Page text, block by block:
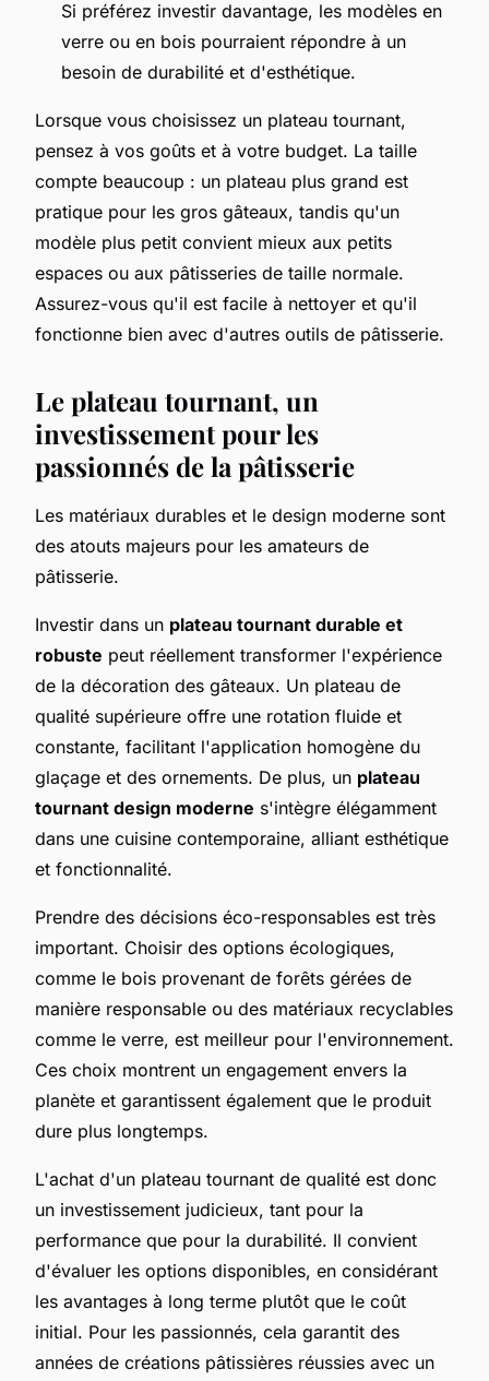
Si préférez investir davantage, les modèles en
verre ou en bois pourraient répondre à un
besoin de durabilité et d'esthétique.
Lorsque vous choisissez un plateau tournant,
pensez à vos goûts et à votre budget. La taille
compte beaucoup : un plateau plus grand est
pratique pour les gros gâteaux, tandis qu'un
modèle plus petit convient mieux aux petits
espaces ou aux pâtisseries de taille normale.
Assurez-vous qu'il est facile à nettoyer et qu'il
fonctionne bien avec d'autres outils de pâtisserie.
Le plateau tournant, un
investissement pour les
passionnés de la pâtisserie
Les matériaux durables et le design moderne sont
des atouts majeurs pour les amateurs de
pâtisserie.
Investir dans un plateau tournant durable et
robuste peut réellement transformer l'expérience
de la décoration des gâteaux. Un plateau de
qualité supérieure offre une rotation fluide et
constante, facilitant l'application homogène du
glaçage et des ornements. De plus, un plateau
tournant design moderne s'intègre élégamment
dans une cuisine contemporaine, alliant esthétique
et fonctionnalité.
Prendre des décisions éco-responsables est très
important. Choisir des options écologiques,
comme le bois provenant de forêts gérées de
manière responsable ou des matériaux recyclables
comme le verre, est meilleur pour l'environnement.
Ces choix montrent un engagement envers la
planète et garantissent également que le produit
dure plus longtemps.
L'achat d'un plateau tournant de qualité est donc
un investissement judicieux, tant pour la
performance que pour la durabilité. Il convient
d'évaluer les options disponibles, en considérant
les avantages à long terme plutôt que le coût
initial. Pour les passionnés, cela garantit des
années de créations pâtissières réussies avec un